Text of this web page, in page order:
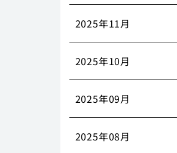
2025年11月
2025年10月
2025年09月
2025年08月